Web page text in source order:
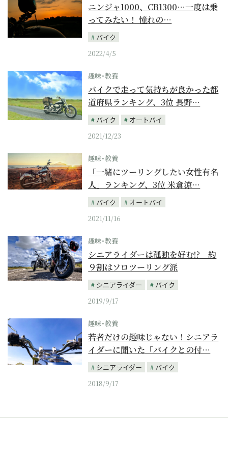
ニンジャ1000、CB1300…一度は乗
ってみたい！ 憧れの…
バイク
2022/4/5
趣味･教養
バイクで走って気持ちが良かった都
道府県ランキング、3位 長野…
バイク
オートバイ
2021/12/23
趣味･教養
「一緒にツーリングしたい女性有名
人」ランキング、3位 米倉涼…
バイク
オートバイ
2021/11/16
趣味･教養
シニアライダーは孤独を好む!? 約
９割はソロツーリング派
シニアライダー
バイク
2019/9/17
趣味･教養
若者だけの趣味じゃない！シニアラ
イダーに聞いた「バイクとの付…
シニアライダー
バイク
2018/9/17